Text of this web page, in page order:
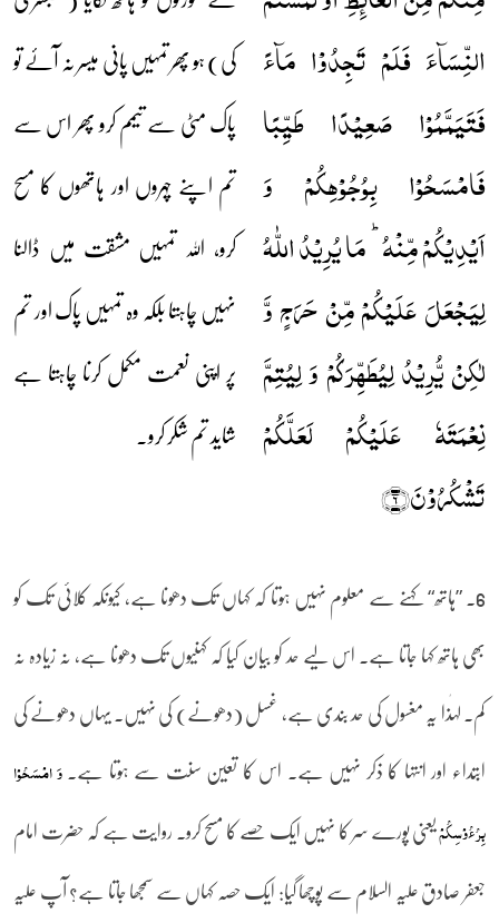
النِّسَآءَ فَلَمۡ تَجِدُوۡا مَآءً
فَتَیَمَّمُوۡا صَعِیۡدًا طَیِّبًا
فَامۡسَحُوۡا بِوُجُوۡہِکُمۡ وَ
اَیۡدِیۡکُمۡ مِّنۡہُ ؕ مَا یُرِیۡدُ اللّٰہُ
لِیَجۡعَلَ عَلَیۡکُمۡ مِّنۡ حَرَجٍ وَّ
لٰکِنۡ یُّرِیۡدُ لِیُطَہِّرَکُمۡ وَ لِیُتِمَّ
نِعۡمَتَہٗ عَلَیۡکُمۡ لَعَلَّکُمۡ
تَشۡکُرُوۡنَ﴿۶﴾
کی) ہو پھر تمہیں پانی میسر نہ آئے تو
پاک مٹی سے تیمم کرو پھر اس سے
تم اپنے چہروں اور ہاتھوں کا مسح
کرو، اللہ تمہیں مشقت میں ڈالنا
نہیں چاہتا بلکہ وہ تمہیں پاک اور تم
پر اپنی نعمت مکمل کرنا چاہتا ہے
شاید تم شکر کرو۔
6۔ ”ہاتھ“ کہنے سے معلوم نہیں ہوتا کہ کہاں تک دھونا ہے، کیونکہ کلائی تک کو
بھی ہاتھ کہا جاتا ہے۔ اس لیے حد کو بیان کیا کہ کہنیوں تک دھونا ہے، نہ زیادہ نہ
کم۔ لہٰذا یہ مغسول کی حد بندی ہے، غسل (دھونے) کی نہیں۔ یہاں دھونے کی
ابتداء اور انتہا کا ذکر نہیں ہے۔ اس کا تعین سنت سے ہوتا ہے۔وَ امۡسَحُوۡا
بِرُءُوۡسِکُمۡیعنی پورے سر کا نہیں ایک حصے کا مسح کرو۔ روایت ہے کہ حضرت امام
جعفر صادق علیہ السلام سے پوچھا گیا: ایک حصہ کہاں سے سمجھا جاتا ہے؟ آپ علیہ